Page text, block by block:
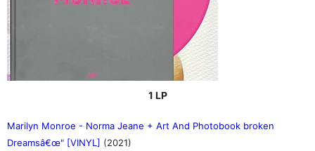
1 LP
Marilyn Monroe - Norma Jeane + Art And Photobook broken
Dreamsâ€œ" [VINYL] (2021)